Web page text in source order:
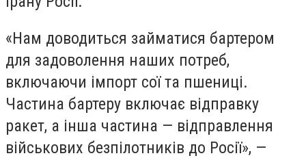
«Нам доводиться займатися бартером
для задоволення наших потреб,
включаючи імпорт сої та пшениці.
Частина бартеру включає відправку
ракет, а інша частина — відправлення
військових безпілотників до Росії», —